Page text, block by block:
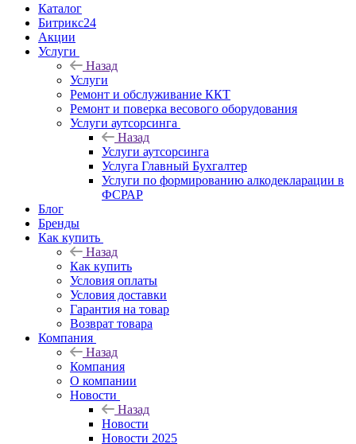
Каталог
Битрикс24
Акции
Услуги
Назад
Услуги
Ремонт и обслуживание ККТ
Ремонт и поверка весового оборудования
Услуги аутсорсинга
Назад
Услуги аутсорсинга
Услуга Главный Бухгалтер
Услуги по формированию алкодекларации в
ФСРАР
Блог
Бренды
Как купить
Назад
Как купить
Условия оплаты
Условия доставки
Гарантия на товар
Возврат товара
Компания
Назад
Компания
О компании
Новости
Назад
Новости
Новости 2025